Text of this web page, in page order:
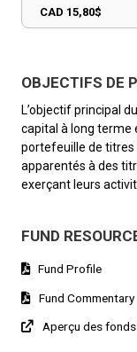
CAD 15,80$
OBJECTIFS DE
L’objectif principal
capital à long terme
portefeuille de titres
apparentés à des
exerçant leurs
FUND
Fund Profile
Fund Commentary
Aperçu des